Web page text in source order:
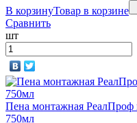
В корзинуТовар в корзине
Сравнить
шт
Пена монтажная РеалПроф
750мл